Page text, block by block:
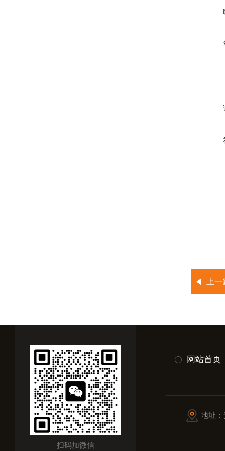
上
扫码加微信
网站首页
地址